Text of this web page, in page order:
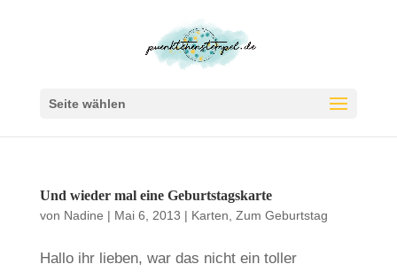
Seite wählen
Und wieder mal eine Geburtstagskarte
von Nadine | Mai 6, 2013 | Karten Zum Geburtstag
Hallo ihr lieben, war das nicht ein toller